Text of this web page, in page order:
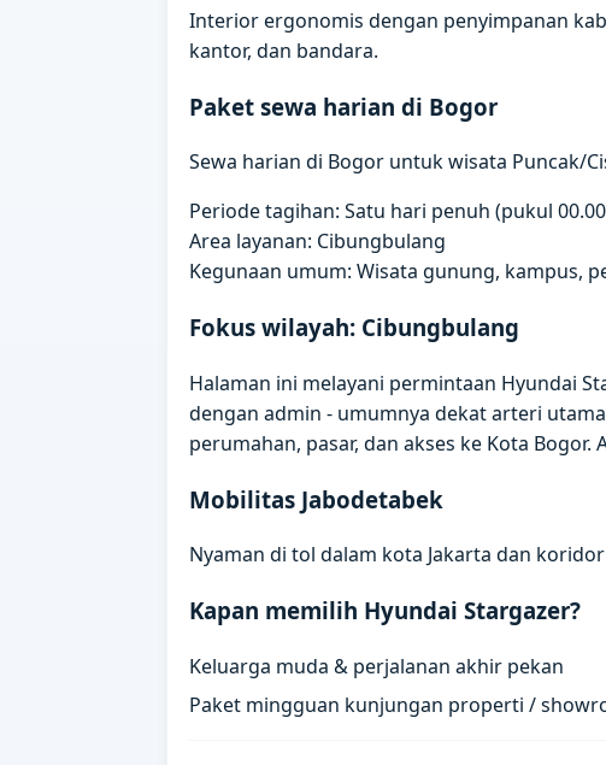
Interior ergonomis dengan penyimpanan
kantor, dan bandara.
Paket sewa harian di Bogor
Sewa harian di Bogor untuk wisata Puncak/
Periode tagihan: Satu hari penuh (pukul
Area layanan: Cibungbulang
Kegunaan umum: Wisata gunung, kampus,
Fokus wilayah: Cibungbulang
Halaman ini melayani permintaan Hyundai
dengan admin - umumnya dekat arteri
perumahan, pasar, dan akses ke Kota
Mobilitas Jabodetabek
Nyaman di tol dalam kota Jakarta dan
Kapan memilih Hyundai Stargazer?
Keluarga muda & perjalanan akhir pekan
Paket mingguan kunjungan properti /